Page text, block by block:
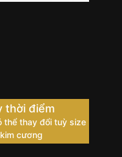
thời điểm
thay đổi tuỳ size
cương